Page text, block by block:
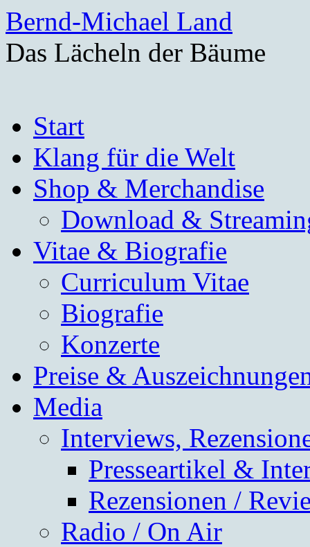
Bernd-Michael Land
Das Lächeln der Bäume
Inhalt
springenStart
Klang für die Welt
Shop & Merchandise
Download &
Vitae & Biografie
Curriculum Vitae
Biografie
Konzerte
Preise &
Media
Interviews,
Presseartikel &
Rezensionen /
Radio / On Air